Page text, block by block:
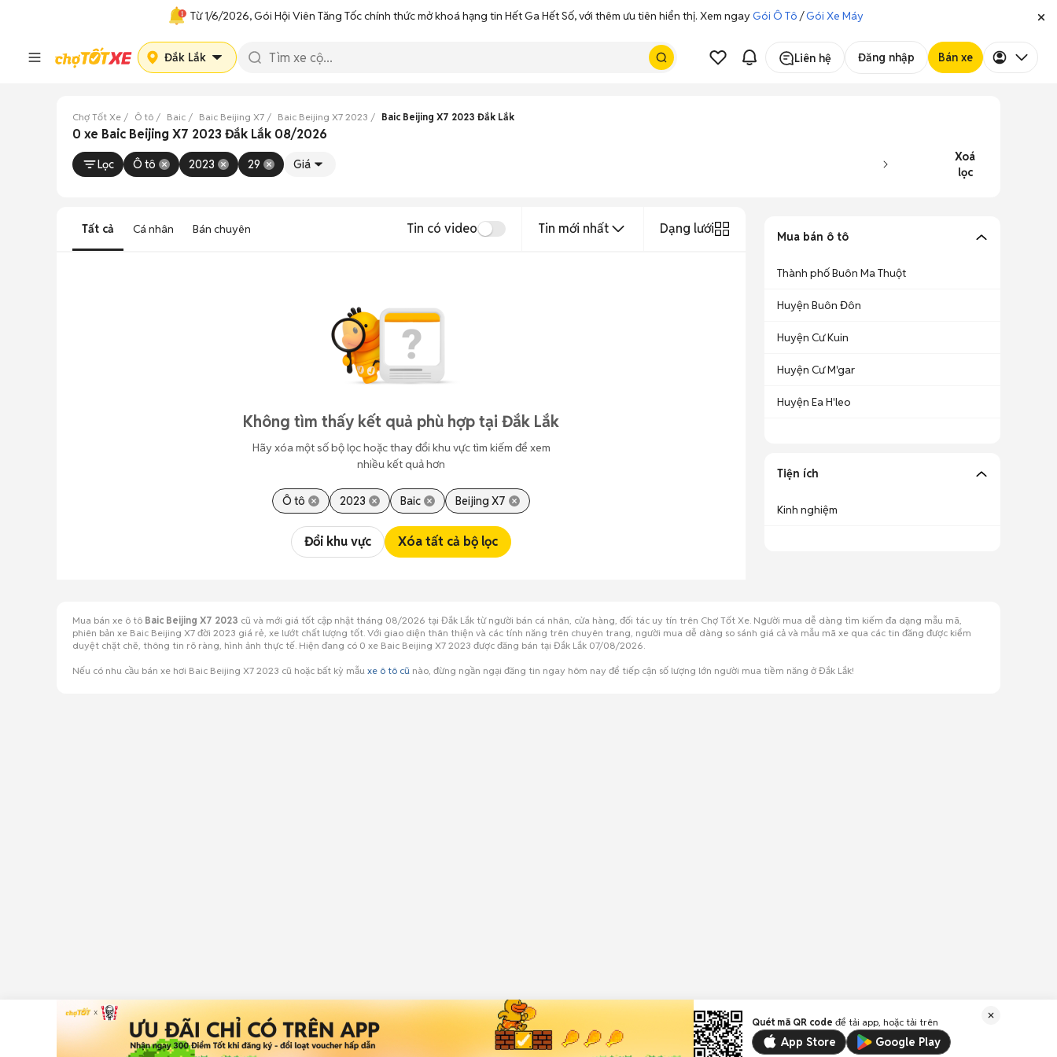
Từ 1/6/2026, Gói Hội Viên Tăng Tốc chính thức mở khoá hạng tin Hết Ga Hết Số, với thêm ưu tiên hiển thị. Xem ngayGói Ô Tô /Gói Xe Máy
Đắk Lắk Liên hệ Đăng nhập Bán xe
Chợ Tốt Xe Ô tô Baic Baic Beijing X7 Baic Beijing X7 2023 Baic Beijing X7 2023 Đắk Lắk
0 xe Baic Beijing X7 2023 Đắk Lắk 08/2026
Lọc Ô tô 2023 29 Giá
Xoá
lọc
Tất cả Cá nhân Bán chuyên Tin có video Tin mới nhất Dạng lưới
Không tìm thấy kết quả phù hợp tại Đắk Lắk
Hãy xóa một số bộ lọc hoặc thay đổi khu vực tìm kiếm để xem
nhiều kết quả hơn
Ô tô 2023 Baic Beijing X7
Đổi khu vực Xóa tất cả bộ lọc
Mua bán ô tô
Thành phố Buôn Ma Thuột
Huyện Buôn Đôn
Huyện Cư Kuin
Huyện Cư M'gar
Huyện Ea H'leo
Tiện ích
Kinh nghiệm
Mua bán xe ô tô Baic Beijing X7 2023 cũ và mới giá tốt cập nhật tháng 08/2026 tại Đắk Lắk từ người bán cá nhân, cửa hàng, đối tác uy tín trên Chợ Tốt Xe. Người mua dễ dàng tìm kiếm đa dạng mẫu mã,
phiên bản xe Baic Beijing X7 đời 2023 giá rẻ, xe lướt chất lượng tốt. Với giao diện thân thiện và các tính năng trên chuyên trang, người mua dễ dàng so sánh giá cả và mẫu mã xe qua các tin đăng được kiểm
duyệt chặt chẽ, thông tin rõ ràng, hình ảnh thực tế. Hiện đang có 0 xe Baic Beijing X7 2023 được đăng bán tại Đắk Lắk 07/08/2026.
Nếu có nhu cầu bán xe hơi Baic Beijing X7 2023 cũ hoặc bất kỳ mẫu xe ô tô cũ nào, đừng ngần ngại đăng tin ngay hôm nay để tiếp cận số lượng lớn người mua tiềm năng ở Đắk Lắk!
Quét mã QR code để tải app, hoặc tải trên
App Store Google Play